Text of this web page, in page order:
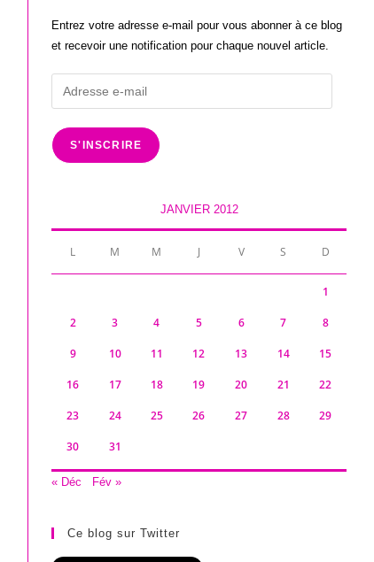
Entrez votre adresse e-mail pour vous abonner à ce blog
et recevoir une notification pour chaque nouvel article.
Adresse
e-
mail
S'INSCRIRE
JANVIER 2012
L M M J V S D
1
2 3 4 5 6 7 8
9 10 11 12 13 14 15
16 17 18 19 20 21 22
23 24 25 26 27 28 29
30 31
« Déc Fév »
Ce blog sur Twitter